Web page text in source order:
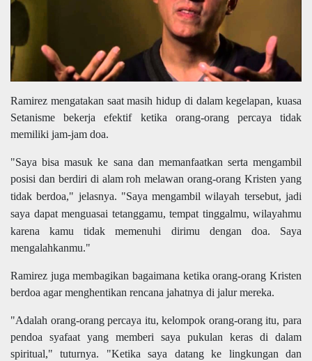
Ramirez mengatakan saat masih hidup di dalam kegelapan, kuasa
Setanisme bekerja efektifketika orang-orang percayatidak
memiliki jam-jam doa.
"Saya bisa masuk ke sana dan memanfaatkan serta mengambil
posisi dan berdiri di alam roh melawan orang-orang Kristen yang
tidak berdoa," jelasnya. "Saya mengambil wilayah tersebut, jadi
saya dapat menguasai tetanggamu, tempat tinggalmu, wilayahmu
karena kamu tidakmemenuhi dirimudengan doa. Saya
mengalahkanmu."
Ramirez juga membagikan bagaimana ketika orang-orang Kristen
berdoa agar menghentikan rencana jahatnya di jalur mereka.
"Adalah orang-orang percaya itu, kelompok orang-orang itu, para
pendoa syafaat yang memberi saya pukulan keras di dalam
spiritual,"tuturnya. "Ketika saya datang ke lingkungan dan